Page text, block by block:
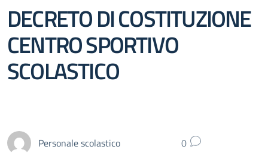
DECRETO DI COSTITUZIONE
CENTRO SPORTIVO
SCOLASTICO
Personale scolastico 0